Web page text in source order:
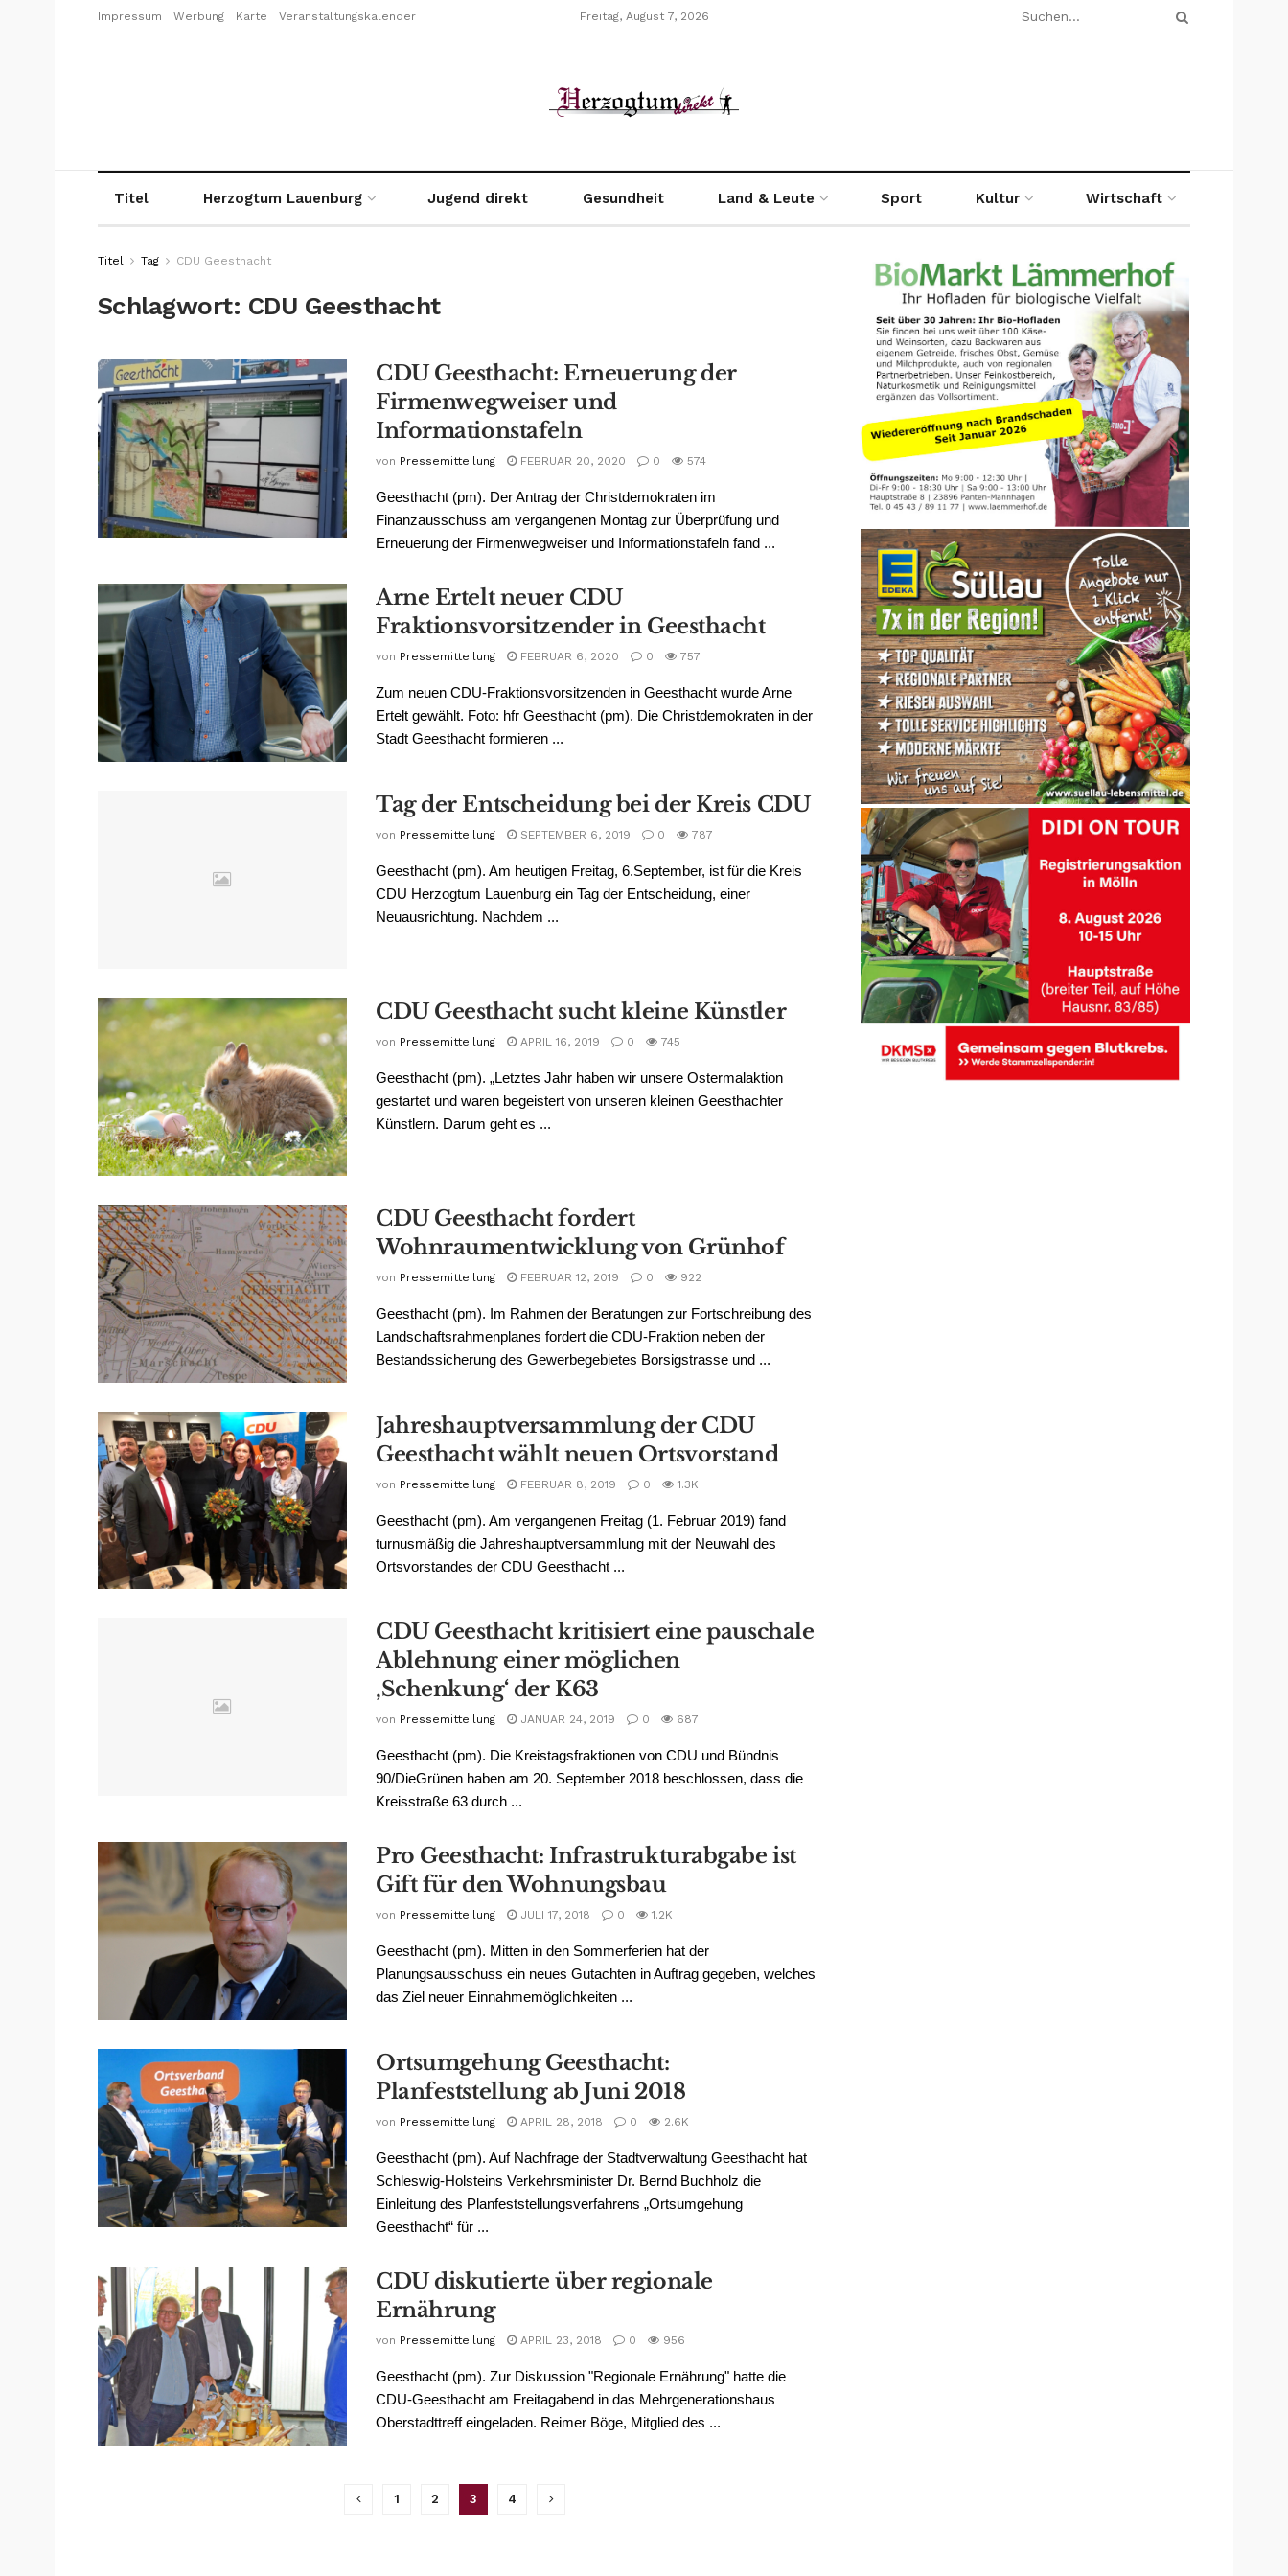
Impressum Werbung Karte Veranstaltungskalender Freitag, August 7, 2026
Titel Herzogtum Lauenburg Jugend direkt Gesundheit Land & Leute Sport Kultur Wirtschaft
Titel Tag CDU Geesthacht
Schlagwort: CDU Geesthacht
CDU Geesthacht: Erneuerung der
Firmenwegweiser und
Informationstafeln
von Pressemitteilung FEBRUAR 20, 2020 0 574
Geesthacht (pm). Der Antrag der Christdemokraten im
Finanzausschuss am vergangenen Montag zur Überprüfung und
Erneuerung der Firmenwegweiser und Informationstafeln fand ...
Arne Ertelt neuer CDU
Fraktionsvorsitzender in Geesthacht
von Pressemitteilung FEBRUAR 6, 2020 0 757
Zum neuen CDU-Fraktionsvorsitzenden in Geesthacht wurde Arne
Ertelt gewählt. Foto: hfr Geesthacht (pm). Die Christdemokraten in der
Stadt Geesthacht formieren ...
Tag der Entscheidung bei der Kreis CDU
von Pressemitteilung SEPTEMBER 6, 2019 0 787
Geesthacht (pm). Am heutigen Freitag, 6.September, ist für die Kreis
CDU Herzogtum Lauenburg ein Tag der Entscheidung, einer
Neuausrichtung. Nachdem ...
CDU Geesthacht sucht kleine Künstler
von Pressemitteilung APRIL 16, 2019 0 745
Geesthacht (pm). „Letztes Jahr haben wir unsere Ostermalaktion
gestartet und waren begeistert von unseren kleinen Geesthachter
Künstlern. Darum geht es ...
CDU Geesthacht fordert
Wohnraumentwicklung von Grünhof
von Pressemitteilung FEBRUAR 12, 2019 0 922
Geesthacht (pm). Im Rahmen der Beratungen zur Fortschreibung des
Landschaftsrahmenplanes fordert die CDU-Fraktion neben der
Bestandssicherung des Gewerbegebietes Borsigstrasse und ...
Jahreshauptversammlung der CDU
Geesthacht wählt neuen Ortsvorstand
von Pressemitteilung FEBRUAR 8, 2019 0 1.3K
Geesthacht (pm). Am vergangenen Freitag (1. Februar 2019) fand
turnusmäßig die Jahreshauptversammlung mit der Neuwahl des
Ortsvorstandes der CDU Geesthacht ...
CDU Geesthacht kritisiert eine pauschale
Ablehnung einer möglichen
‚Schenkung‘ der K63
von Pressemitteilung JANUAR 24, 2019 0 687
Geesthacht (pm). Die Kreistagsfraktionen von CDU und Bündnis
90/DieGrünen haben am 20. September 2018 beschlossen, dass die
Kreisstraße 63 durch ...
Pro Geesthacht: Infrastrukturabgabe ist
Gift für den Wohnungsbau
von Pressemitteilung JULI 17, 2018 0 1.2K
Geesthacht (pm). Mitten in den Sommerferien hat der
Planungsausschuss ein neues Gutachten in Auftrag gegeben, welches
das Ziel neuer Einnahmemöglichkeiten ...
Ortsumgehung Geesthacht:
Planfeststellung ab Juni 2018
von Pressemitteilung APRIL 28, 2018 0 2.6K
Geesthacht (pm). Auf Nachfrage der Stadtverwaltung Geesthacht hat
Schleswig-Holsteins Verkehrsminister Dr. Bernd Buchholz die
Einleitung des Planfeststellungsverfahrens „Ortsumgehung
Geesthacht“ für ...
CDU diskutierte über regionale
Ernährung
von Pressemitteilung APRIL 23, 2018 0 956
Geesthacht (pm). Zur Diskussion "Regionale Ernährung" hatte die
CDU-Geesthacht am Freitagabend in das Mehrgenerationshaus
Oberstadttreff eingeladen. Reimer Böge, Mitglied des ...
1 2 3 4